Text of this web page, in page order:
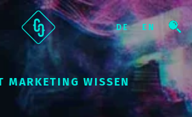
MARKETING WISSEN